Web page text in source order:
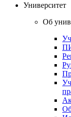
Университет
Об